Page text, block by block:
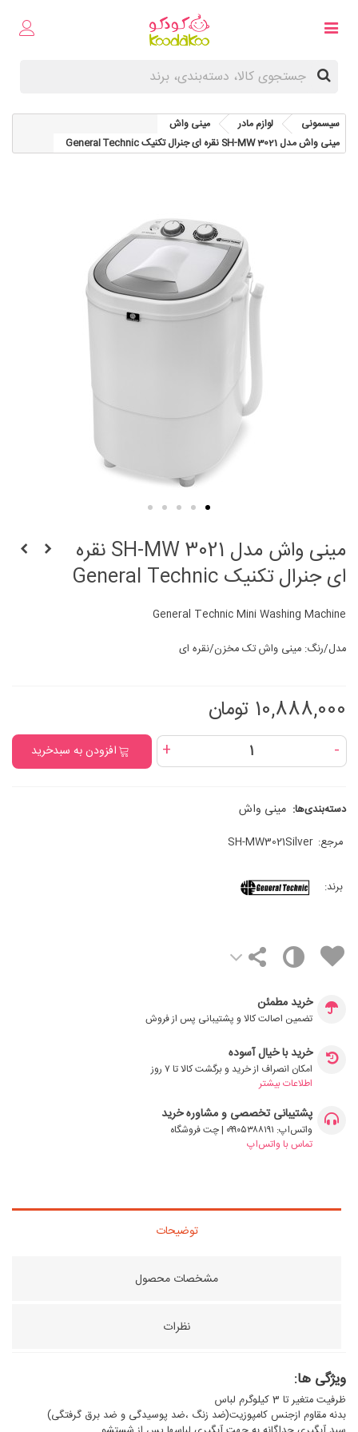
سیسمونی لوازم مادر
مینی واش
مینی واش مدل SH-MW 3021 نقره ای جنرال تکنیک General Technic
مینی واش مدل SH-MW 3021 نقره
ای جنرال تکنیک General Technic
General Technic Mini Washing Machine
مدل/رنگ: مینی واش تک مخزن/نقره ای
10,888,000 تومان
-
+ افزودن به سبدخرید
دسته‌بندی‌ها: مینی واش
مرجع: SH-MW3021Silver
برند:
خرید مطمئن
تضمین اصالت کالا و پشتیبانی پس از فروش
خرید با خیال آسوده
امکان انصراف از خرید و برگشت کالا تا ۷ روز
اطلاعات بیشتر
پشتیبانی تخصصی و مشاوره خرید
واتس‌اپ: ۰۹۹۰۵۳۸۸۱۹۱ | چت فروشگاه
تماس با واتس‌اپ
توضیحات
مشخصات محصول
نظرات
ویژگی ها:
ظرفیت متغیر تا 3 کیلوگرم لباس
بدنه مقاوم ازجنس کامپوزیت(ضد زنگ ،ضد پوسیدگی و ضد برق گرفتگی)